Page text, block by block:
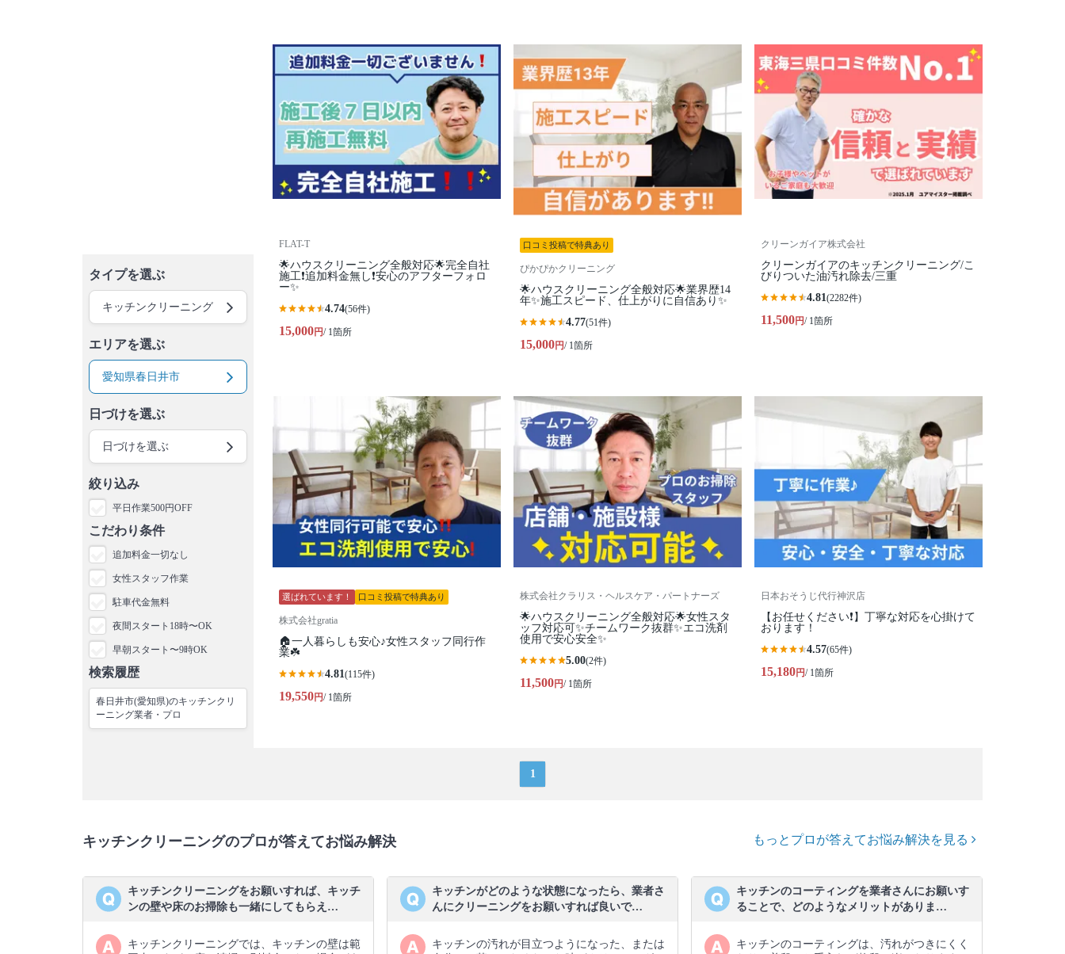
タイプを選ぶ
キッチンクリーニング
エリアを選ぶ
愛知県春日井市
日づけを選ぶ
日づけを選ぶ
絞り込み
平日作業500円OFF
こだわり条件
追加料金一切なし
女性スタッフ作業
駐車代金無料
夜間スタート18時〜OK
早朝スタート〜9時OK
検索履歴
春日井市(愛知県)のキッチンクリ
ーニング業者・プロ
FLAT-T
🌟ハウスクリーニング全般対応🌟完全自社
施工❗️追加料金無し❗️安心のアフターフォロ
ー✨
4.74(56件)
15,000円/ 1箇所
口コミ投稿で特典あり
ぴかぴかクリーニング
🌟ハウスクリーニング全般対応🌟業界歴14
年✨施工スピード、仕上がりに自信あり✨
4.77(51件)
15,000円/ 1箇所
クリーンガイア株式会社
クリーンガイアのキッチンクリーニング/こ
びりついた油汚れ除去/三重
4.81(2282件)
11,500円/ 1箇所
選ばれています！ 口コミ投稿で特典あり
株式会社gratia
🏠一人暮らしも安心♪女性スタッフ同行作
業☘️
4.81(115件)
19,550円/ 1箇所
株式会社クラリス・ヘルスケア・パートナーズ
🌟ハウスクリーニング全般対応🌟女性スタ
ッフ対応可✨チームワーク抜群✨エコ洗剤
使用で安心安全✨
5.00(2件)
11,500円/ 1箇所
日本おそうじ代行神沢店
【お任せください❗️】丁寧な対応を心掛けて
おります！
4.57(65件)
15,180円/ 1箇所
1
キッチンクリーニングのプロが答えてお悩み解決 もっとプロが答えてお悩み解決を見る
キッチンクリーニングをお願いすれば、キッチ
ンの壁や床のお掃除も一緒にしてもらえ…
キッチンクリーニングでは、キッチンの壁は範
キッチンがどのような状態になったら、業者さ
んにクリーニングをお願いすれば良いで…
キッチンの汚れが目立つようになった、または
キッチンのコーティングを業者さんにお願いす
ることで、どのようなメリットがありま…
キッチンのコーティングは、汚れがつきにくく